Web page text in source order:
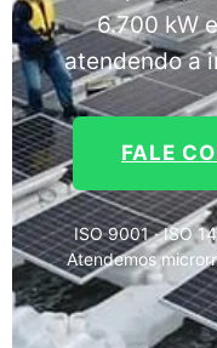
6.700 kW
atendendo a
FALE
ISO 9001 · ISO
Atendemos